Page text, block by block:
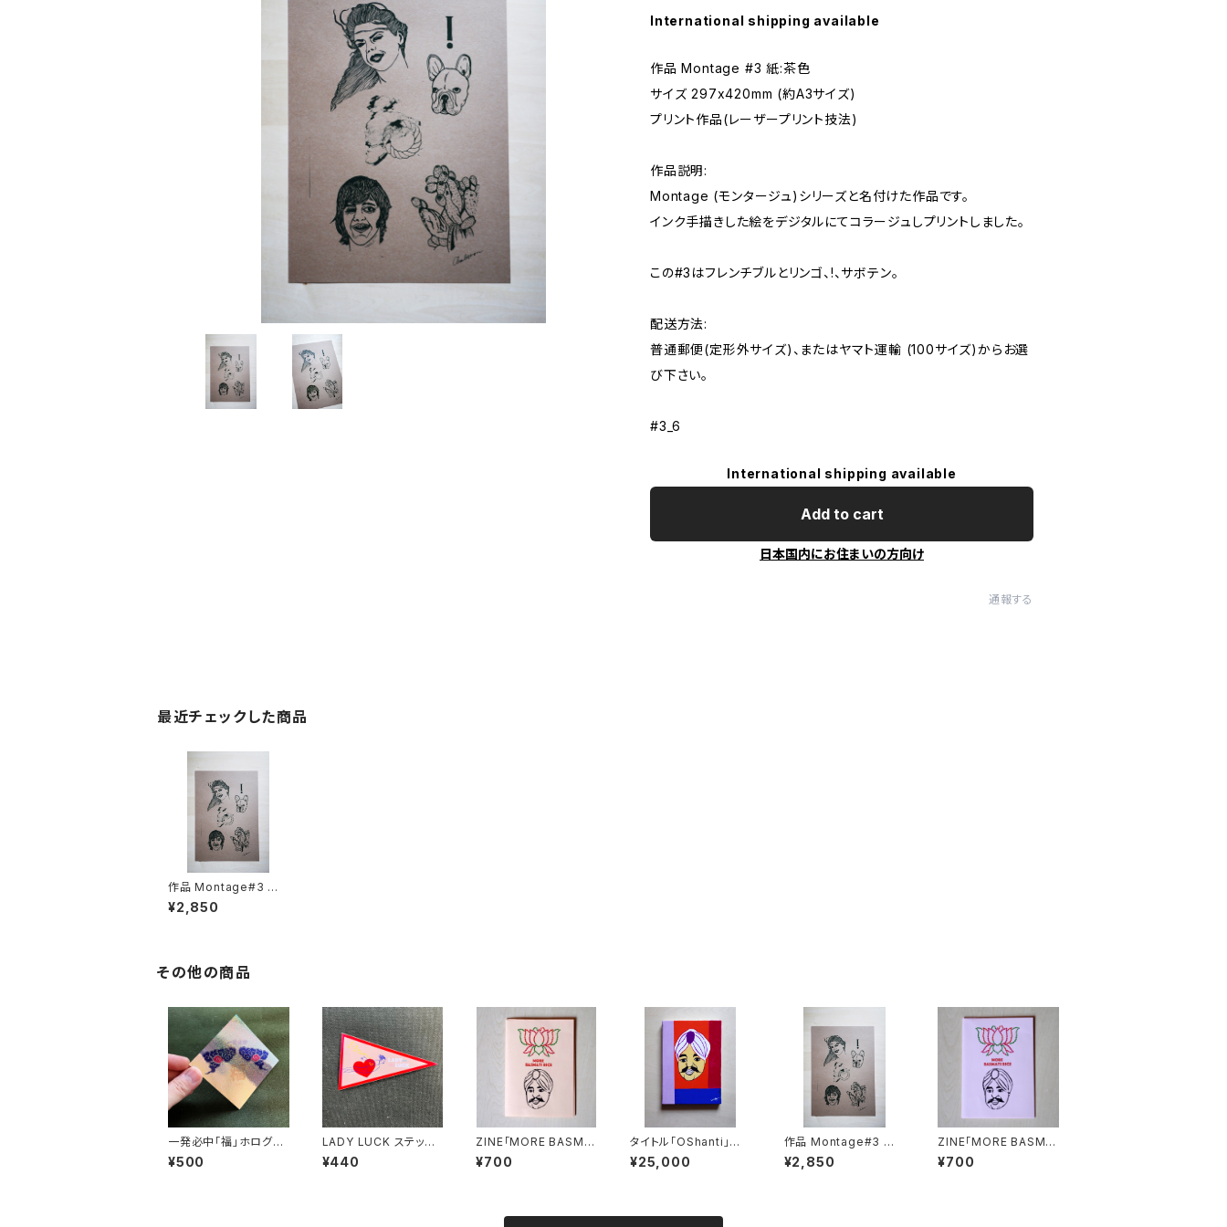
International shipping available
作品 Montage #3 紙:茶色
サイズ 297x420mm (約A3サイズ)
プリント作品(レーザープリント技法)
作品説明:
Montage (モンタージュ)シリーズと名付けた作品です。
インク手描きした絵をデジタルにてコラージュしプリントしました。
この#3はフレンチブルとリンゴ、!、サボテン。
配送方法:
普通郵便(定形外サイズ)、またはヤマト運輸 (100サイズ)からお選
び下さい。
#3_6
International shipping available
Add to cart
日本国内にお住まいの方向け
通報する
最近チェックした商品
作品 Montage#3 ポ
スター 茶色
¥2,850
その他の商品
一発必中「福」ホログラ
ムステッカー
¥500
LADY LUCK ステッカ
ー
¥440
ZINE「MORE BASMA
TI RICE #1」Orange
¥700
タイトル「OShanti」カ
ンバス
¥25,000
作品 Montage#3 ポ
スター 茶色
¥2,850
ZINE「MORE BASMA
TI RICE #1」Pink ピン
ク
¥700